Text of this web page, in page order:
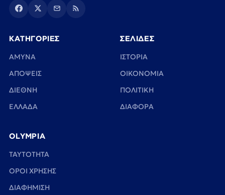
ΚΑΤΗΓΟΡΙΕΣ
ΑΜΥΝΑ
ΑΠΟΨΕΙΣ
ΔΙΕΘΝΗ
ΕΛΛΑΔΑ
ΣΕΛΙΔΕΣ
ΙΣΤΟΡΙΑ
ΟΙΚΟΝΟΜΙΑ
ΠΟΛΙΤΙΚΗ
ΔΙΑΦΟΡΑ
OLYMPIA
TAYTOTHTA
ΟΡΟΙ ΧΡΗΣΗΣ
ΔΙΑΦΗΜΙΣΗ